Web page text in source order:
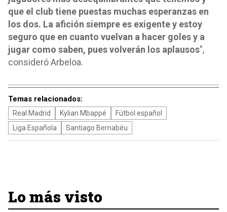
que el club tiene puestas muchas esperanzas en
los dos. La afición siempre es exigente y estoy
seguro que en cuanto vuelvan a hacer goles y a
jugar como saben, pues volverán los aplausos",
consideró Arbeloa.
Temas relacionados:
Real Madrid Kylian Mbappé
Fútbol español
Liga Española
Santiago Bernabéu
Lo más visto